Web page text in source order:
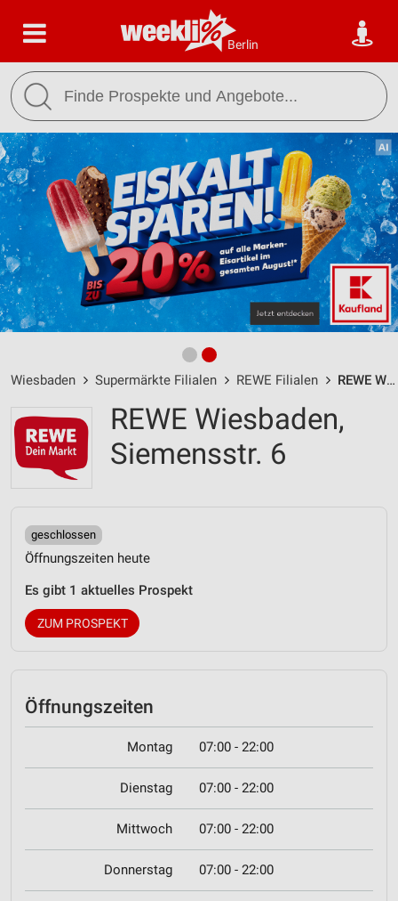
Berlin
Wiesbaden Supermärkte Filialen REWE Filialen REWE Wiesbaden / Siemensstr. 6 - Öffnungszeiten & Adresse
REWE Wiesbaden,
Siemensstr. 6
geschlossen
Öffnungszeiten heute
Es gibt 1 aktuelles Prospekt
ZUM PROSPEKT
Öffnungszeiten
Montag 07:00 - 22:00
Dienstag 07:00 - 22:00
Mittwoch 07:00 - 22:00
Donnerstag 07:00 - 22:00